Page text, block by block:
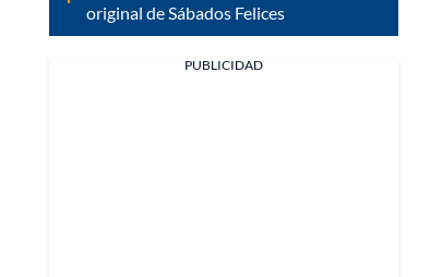
original de Sábados Felices
PUBLICIDAD